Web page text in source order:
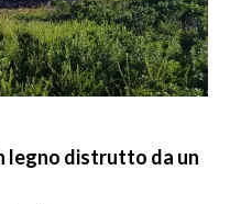
legno distrutto da un